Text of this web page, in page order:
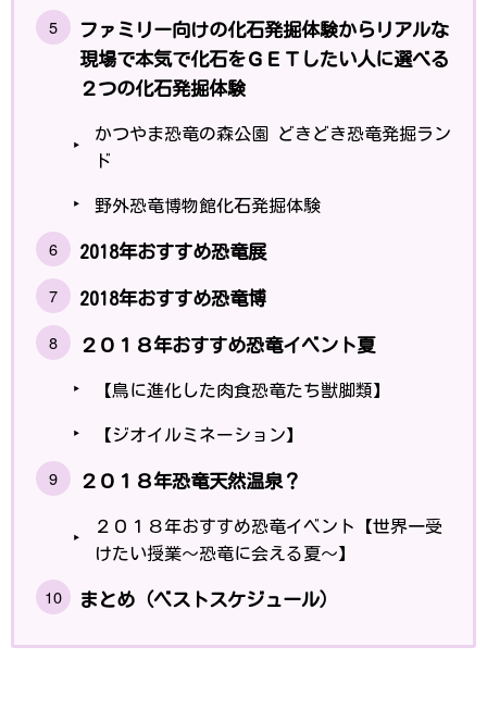
ファミリー向けの化石発掘体験からリアルな
現場で本気で化石をＧＥＴしたい人に選べる
２つの化石発掘体験
かつやま恐竜の森公園 どきどき恐竜発掘ラン
ド
野外恐竜博物館化石発掘体験
2018年おすすめ恐竜展
2018年おすすめ恐竜博
２０１８年おすすめ恐竜イベント夏
【鳥に進化した肉食恐竜たち獣脚類】
【ジオイルミネーション】
２０１８年恐竜天然温泉？
２０１８年おすすめ恐竜イベント【世界一受
けたい授業〜恐竜に会える夏〜】
まとめ（ベストスケジュール）